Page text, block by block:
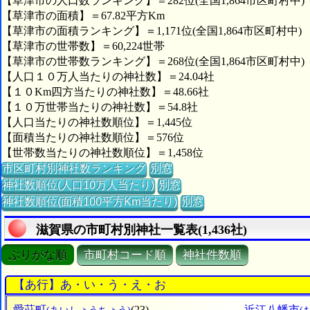
【草津市の面積】＝67.82平方Km
【草津市の面積ランキング】＝1,171位(全国1,864市区町村中)
【草津市の世帯数】＝60,224世帯
【草津市の世帯数ランキング】＝268位(全国1,864市区町村中)
【人口１０万人当たりの神社数】＝24.04社
【１０Km四方当たりの神社数】＝48.66社
【１０万世帯当たりの神社数】＝54.8社
【人口当たりの神社数順位】＝1,445位
【面積当たりの神社数順位】＝576位
【世帯数当たりの神社数順位】＝1,458位
市区町村別神社数ランキング 別窓
神社数順位(人口10万人当たり) 別窓
神社数順位(面積100平方Km当たり) 別窓
滋賀県の市町村別神社一覧表(1,436社)
ぶりがな順 市町村コード順 神社件数順
【あ行】あ・い・う・え・お